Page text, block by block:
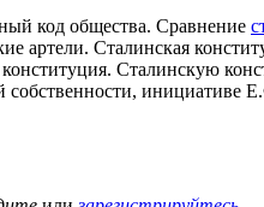
код общества. Сравнение
артели. Сталинская
Сталинскую
инициативе